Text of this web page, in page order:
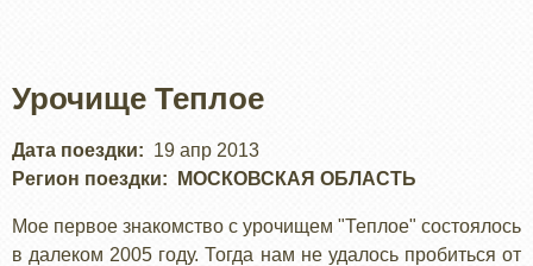
Урочище Теплое
Дата поездки
19 апр 2013
Регион поездки
МОСКОВСКАЯ ОБЛАСТЬ
Мое первое знакомство с урочищем "Теплое" состоялось
в далеком 2005 году. Тогда нам не удалось пробиться от